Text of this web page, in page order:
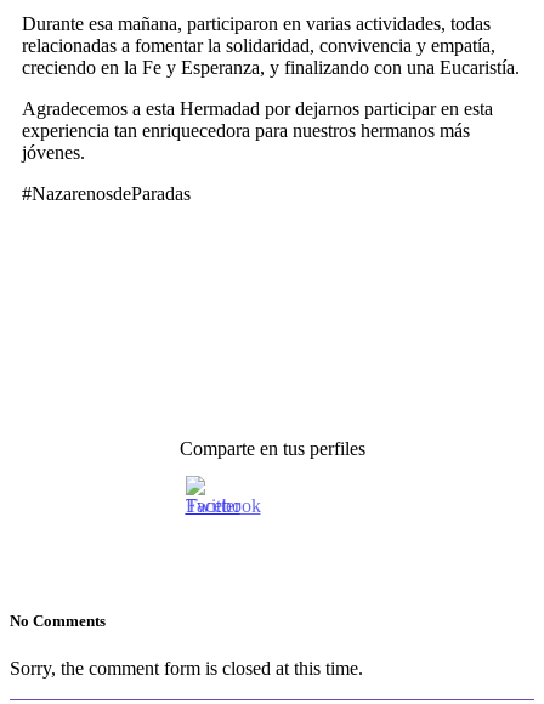
Durante esa mañana, participaron en varias actividades, todas
relacionadas a fomentar la solidaridad, convivencia y empatía,
creciendo en la Fe y Esperanza, y finalizando con una Eucaristía.
Agradecemos a esta Hermadad por dejarnos participar en esta
experiencia tan enriquecedora para nuestros hermanos más
jóvenes.
#NazarenosdeParadas
Comparte en tus perfiles
No Comments
Sorry, the comment form is closed at this time.